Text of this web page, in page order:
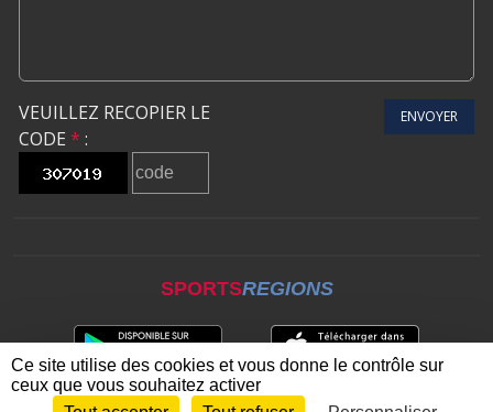
VEUILLEZ RECOPIER LE
CODE * :
ENVOYER
SPORTSREGIONS
Ce site utilise des cookies et vous donne le contrôle sur
ceux que vous souhaitez activer